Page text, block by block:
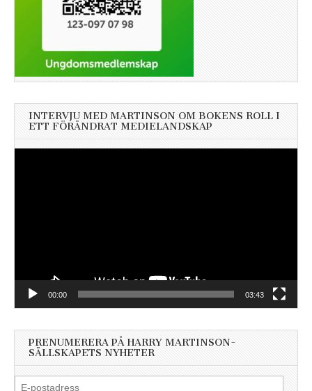
INTERVJU MED MARTINSON OM BOKENS ROLL I
ETT FÖRÄNDRAT MEDIELANDSKAP
00:00 03:43
PRENUMERERA PÅ HARRY MARTINSON-
SÄLLSKAPETS NYHETER
E-